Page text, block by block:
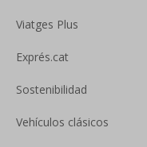
Viatges Plus
Exprés.cat
Sostenibilidad
Vehículos clásicos